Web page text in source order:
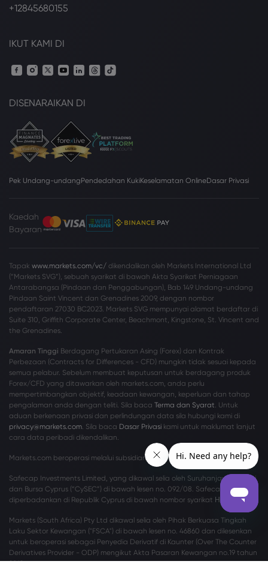
+12845680155
IKUT KAMI DI
DISENARAIKAN DI
Pek Undang-undangPendedahan KukiKeselamatan OnlineDasar Privasi
Kaedah
Bayaran
Tapak www.markets.com/vc/ dikendalikan oleh Markets International Ltd
(“Markets SVG”), sebuah syarikat di bawah Akta Syarikat Perniagaan
Antarabangsa (Pindaan dan Penggabungan), Bab 149 Undang-undang
Pindaan Saint Vincent dan Grenadines 2009, dengan nombor
pendaftaran 27030 BC2023. Markets SVG mempunyai alamat berdaftar di
Suite 310, Griffith Corporate Center, Beachmont, Kingstone, St. Vincent and
the Grenadines.
Amaran Tinggi Berdagang Pertukaran Asing (Forex) dan Kontrak
Perbezaan (Contracts for Differences - CFD) mungkin tidak sesuai kepada
semua pelabur. Sebelum membuat keputusan untuk berdagang produk
Forex/CFD yang ditawarkan oleh markets.com, anda perlu
mempertimbangkan objektif, keadaan kewangan, keperluan dan tahap
pengalaman anda dengan teliti. Sila baca Terma dan Syarat. Untuk
aduan berkenaan privasi dan perlindungan data sila hubungi kami di
privacy@markets.com. Sila baca Dasar Privasi kami untuk maklumat lanjut
cara data peribadi dikendalikan.
Markets.com beroperasi melalui subsidiari berikut:
Safecap Investments Limited, yang dikawal selia oleh Suruhanjaya Sekuriti
dan Bursa Cyprus (“CySEC”) di bawah lesen no. 092/08. Safecap
diperbadankan di Republik Cyprus di bawah nombor syarikat ΗΕ186196.
Markets (South Africa) Pty Ltd dikawal selia oleh Pihak Berkuasa Tingkah
Laku Sektor Kewangan ("FSCA") di bawah lesen no. 46860 dan dilesenkan
untuk beroperasi sebagai Penyedia Derivatif di Kaunter (Over The Counter
Derivatives Provider - ODP) mengikut Akta Pasaran Kewangan no.19 tahun
2012.